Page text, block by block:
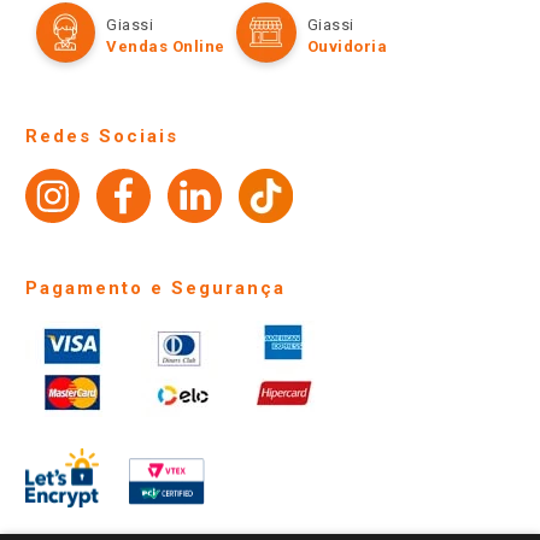
Televendas
Amigo Giassi
Perguntas frequentes
Identidade Visual
Formas de Pagamento
Políticas de entrega
Giassi
Vendas Online
Giassi
Ouvidoria
Redes Sociais
Pagamento e Segurança